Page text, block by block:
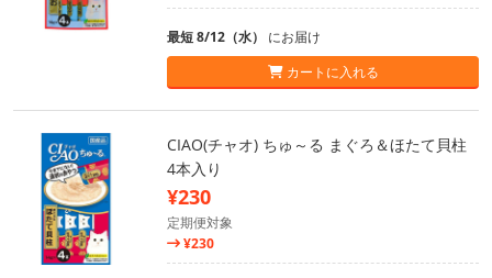
最短 8/12（水） にお届け
カートに入れる
CIAO(チャオ) ちゅ～る まぐろ＆ほたて貝柱
4本入り
¥230
定期便対象
¥230